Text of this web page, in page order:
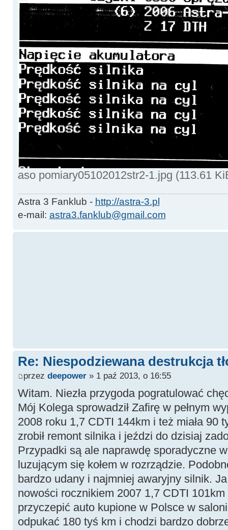
aso pomiary05102012str2-1.jpg (113.61
Astra 3 Fanklub - http://astra-3.pl
e-mail: astra3.fanklub@gmail.com
Re: Niespodziewana destrukcja
przez deepower» 1 paź 2013, o 16:55
Witam. Niezła przygoda pogratulować
Mój Kolega sprowadził Zafirę w pełnym
2008 roku 1,7 CDTI 144km i też miała 90
zrobił remont silnika i jeździ do dzisiaj
Przypadki są ale naprawdę sporadyczne
luzującym się kołem w rozrządzie.
bardzo udany i najmniej awaryjny silnik.
nowości rocznikiem 2007 1,7 CDTI
przyczepić auto kupione w Polsce w
odpukać 180 tyś km i chodzi bardzo